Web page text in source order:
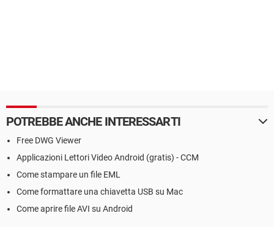
POTREBBE ANCHE INTERESSARTI
Free DWG Viewer
Applicazioni Lettori Video Android (gratis) - CCM
Come stampare un file EML
Come formattare una chiavetta USB su Mac
Come aprire file AVI su Android